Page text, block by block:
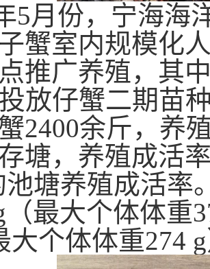
5月份，宁海海
蟹室内规模化
推广养殖，其
放仔蟹二期苗
2400余斤，养
塘，养殖成活
池塘养殖成活率
（最大个体体重
大个体体重274 g